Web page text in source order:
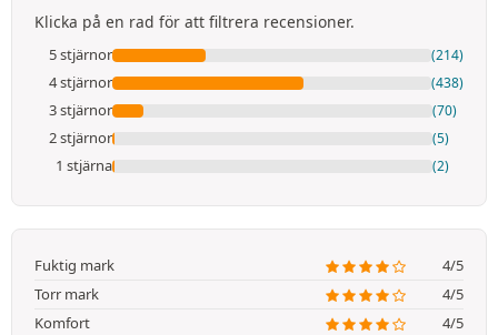
Klicka på en rad för att filtrera recensioner.
5 stjärnor (214)
4 stjärnor (438)
3 stjärnor (70)
2 stjärnor (5)
1 stjärna (2)
Fuktig mark
4/5
Torr mark
4/5
Komfort
4/5